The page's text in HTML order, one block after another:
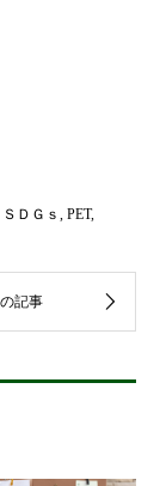
ＳＤＧｓ , PET,